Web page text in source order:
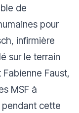
de
pour
infirmière
sur le terrain
Faust,
MSF à
pendant cette